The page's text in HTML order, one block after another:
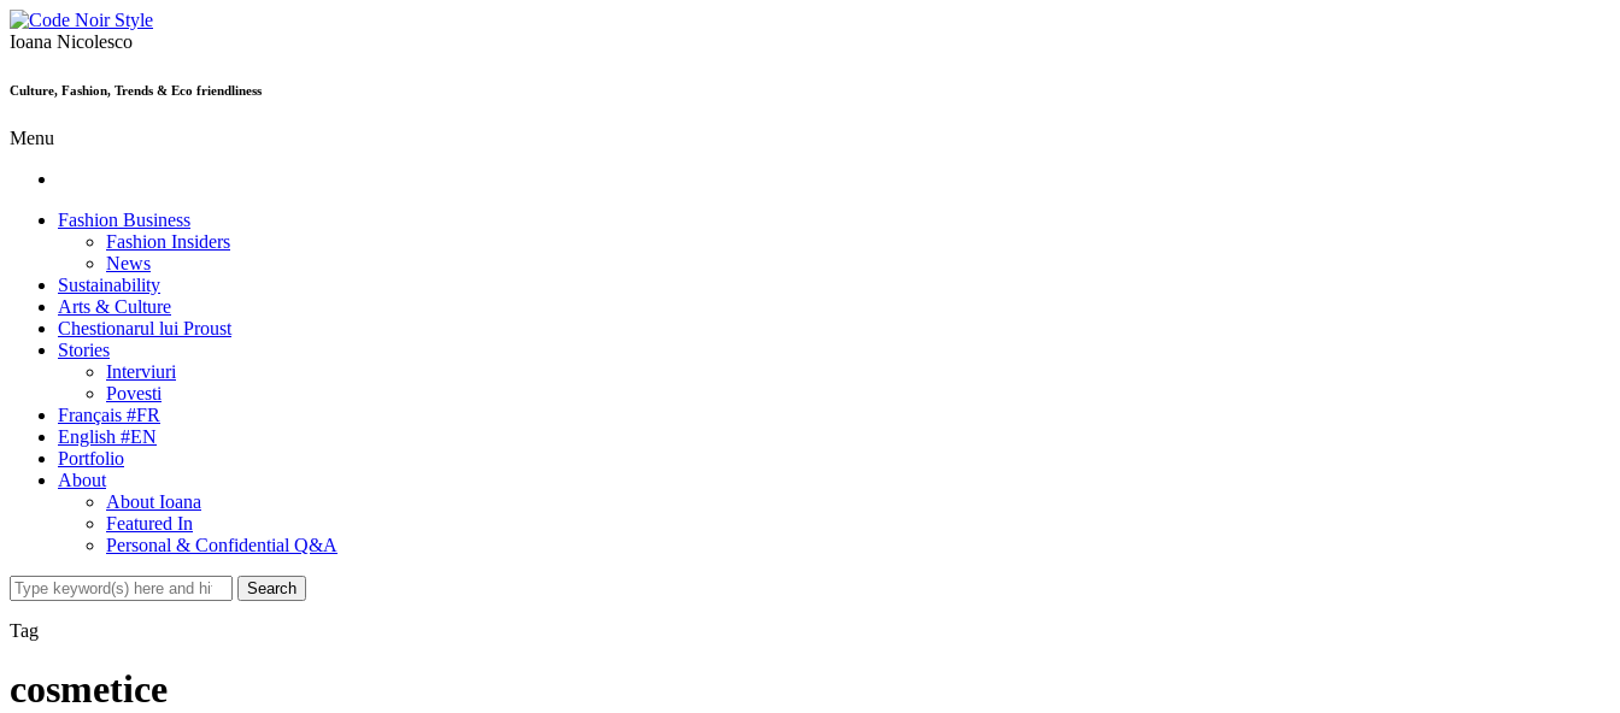
Ioana Nicolesco
Culture, Fashion, Trends & Eco friendliness
Menu
Fashion Business
Fashion Insiders
News
Sustainability
Arts & Culture
Chestionarul lui Proust
Stories
Interviuri
Povesti
Français #FR
English #EN
Portfolio
About
About Ioana
Featured In
Personal & Confidential Q&A
Tag
cosmetice